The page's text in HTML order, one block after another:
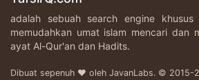
adalah sebuah search engine
memudahkan umat islam mencari dan
ayat Al-Qur'an dan Hadits.
Dibuat sepenuh ♥ oleh JavanLabs. © 2015-